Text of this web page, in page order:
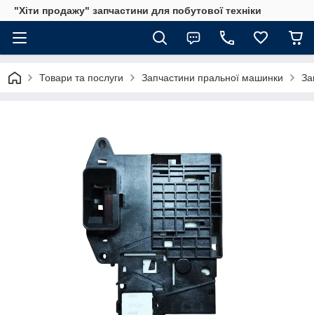
"Хіти продажу" запчастини для побутової техніки
Товари та послуги Запчастини пральної машинки